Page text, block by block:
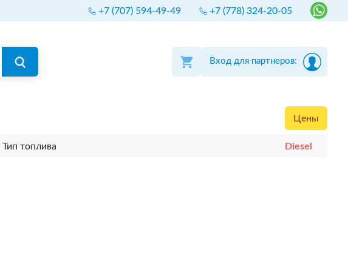
+7 (707) 594-49-49 +7 (778) 324-20-05
Вход для партнеров:
Цены
Тип топлива Diesel